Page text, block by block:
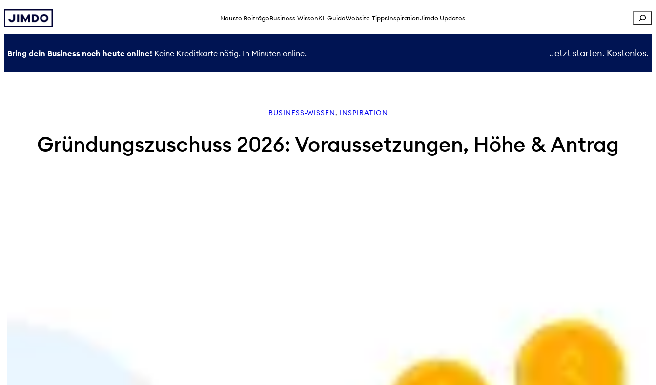
Zum
Inhalt
springen
Neuste BeiträgeBusiness-WissenKI-GuideWebsite-TippsInspirationJimdo Updates
Bring dein Business noch heute online! Keine Kreditkarte nötig. In Minuten online. Jetzt starten. Kostenlos.
BUSINESS-WISSEN, INSPIRATION
Gründungszuschuss 2026: Voraussetzungen, Höhe & Antrag